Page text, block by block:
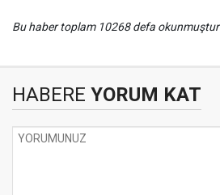
Bu haber toplam 10268 defa okunmuştur
HABERE YORUM KAT